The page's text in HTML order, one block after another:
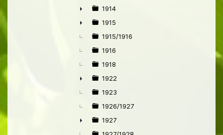
►
►
1914
►
1915
1915/1916
1916
1918
►
1922
1923
1926/1927
1927